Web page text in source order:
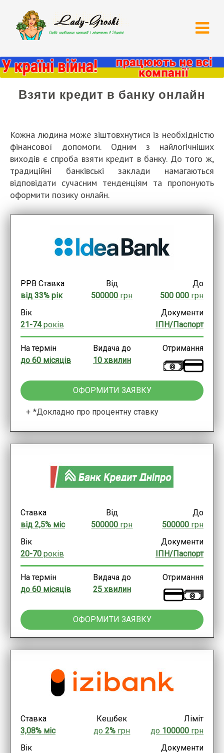
Взяти кредит в банку онлайн
Кожна людина може зіштовхнутися із необхідністю
фінансової допомоги. Одним з найлогічніших
виходів є спроба взяти кредит в банку. До того ж,
традиційні банківські заклади намагаються
відповідати сучасним тенденціям та пропонують
оформити позику онлайн.
РРВ Ставка
від 33% рік
Від
500000 грн
До
500 000грн
Вік
21-74років
Документи
ІПН/Паспорт
На термін
до 60 місяців
Видача до
10 хвилин
Отримання
ОФОРМИТИ ЗАЯВКУ
*Докладно про процентну ставку
Ставка
від 2,5% міс
Від
500000 грн
До
500000грн
Вік
20-70 років
Документи
ІПН/Паспорт
На термін
до 60 місяців
Видача до
25 хвилин
Отримання
ОФОРМИТИ ЗАЯВКУ
Ставка
3,08% міс
Кешбек
до2% грн
Ліміт
до 100000грн
Вік
Документи